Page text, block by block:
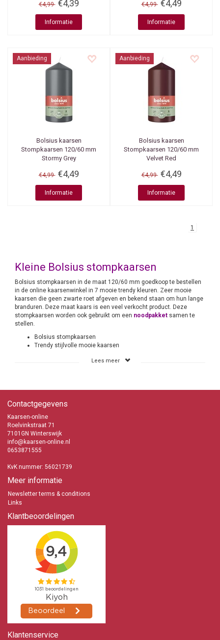
€4,99 €4,39
Informatie
€4,99 €4,49
Informatie
Aanbieding
Bolsius kaarsen
Stompkaarsen 120/60 mm
Stormy Grey
€4,99 €4,49
Informatie
Aanbieding
Bolsius kaarsen
Stompkaarsen 120/60 mm
Velvet Red
€4,99 €4,49
Informatie
1
Kleine Bolsius stompkaarsen
Bolsius stompkaarsen in de maat 120/60 mm goedkoop te bestellen
in de online kaarsenwinkel in 7 mooie trendy kleuren. Zeer mooie
kaarsen die geen zwarte roet afgeven en bekend staan om hun lange
branduren. Deze maat kaars is een veel verkocht product. Deze
stompkaarsen worden ook gebruikt om een noodpakket samen te
stellen.
Bolsius stompkaarsen
Trendy stijlvolle mooie kaarsen
Heel het assortiment van Bolsius aanwezig
nfo@kaarsen-online.nl
0653871555
Lees meer
Contactgegevens
Kaarsen-online
Roelvinkstraat 71
7101GN Winterswijk
info@kaarsen-online.nl
0653871555
KvK nummer: 56021739
Meer informatie
Newsletter terms & conditions
Links
Klantbeoordelingen
Klantenservice